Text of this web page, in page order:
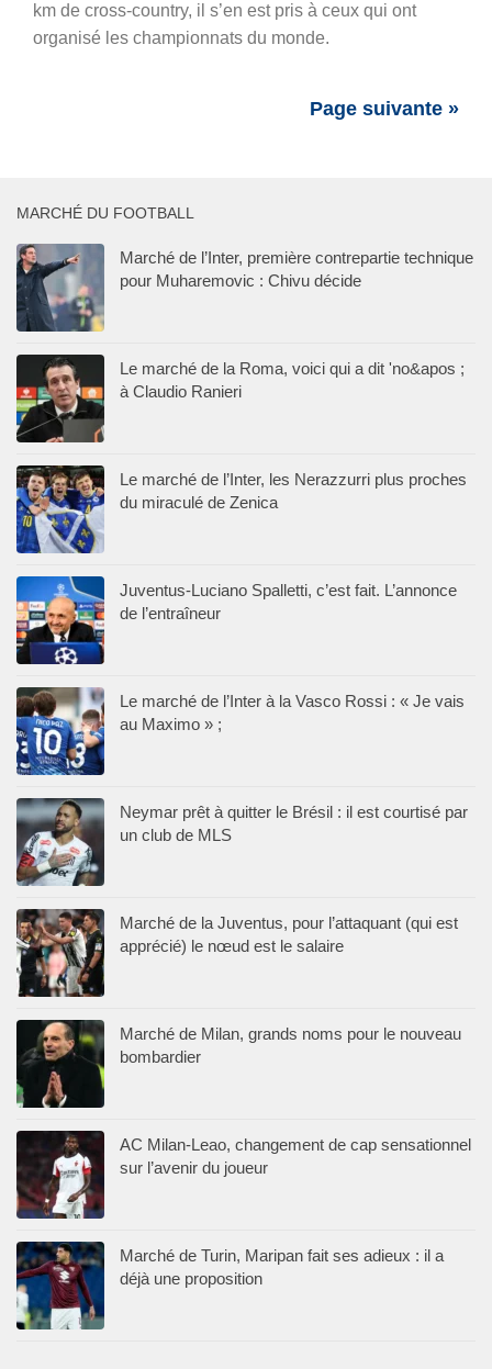
km de cross-country, il s’en est pris à ceux qui ont
organisé les championnats du monde.
Page suivante »
MARCHÉ DU FOOTBALL
Marché de l’Inter, première contrepartie technique
pour Muharemovic : Chivu décide
Le marché de la Roma, voici qui a dit 'no&apos ;
à Claudio Ranieri
Le marché de l’Inter, les Nerazzurri plus proches
du miraculé de Zenica
Juventus-Luciano Spalletti, c’est fait. L’annonce
de l’entraîneur
Le marché de l’Inter à la Vasco Rossi : « Je vais
au Maximo » ;
Neymar prêt à quitter le Brésil : il est courtisé par
un club de MLS
Marché de la Juventus, pour l’attaquant (qui est
apprécié) le nœud est le salaire
Marché de Milan, grands noms pour le nouveau
bombardier
AC Milan-Leao, changement de cap sensationnel
sur l’avenir du joueur
Marché de Turin, Maripan fait ses adieux : il a
déjà une proposition